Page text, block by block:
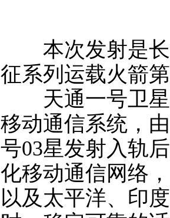
本次发射是长
征系列运载火箭
天通一号卫星
移动通信系统，
号03星发射入轨
化移动通信网络
以及太平洋、印